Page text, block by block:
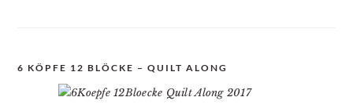
6 KÖPFE 12 BLÖCKE – QUILT ALONG